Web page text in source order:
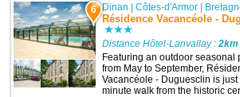
6 Dinan |Côtes-d'Armor |
Résidence Vacancéole -
Distance Hôtel-Lanvallay :2km
Featuring an outdoor seasonal
from May to September,
Vacancéole - Duguesclin is just
minute walk from the historic